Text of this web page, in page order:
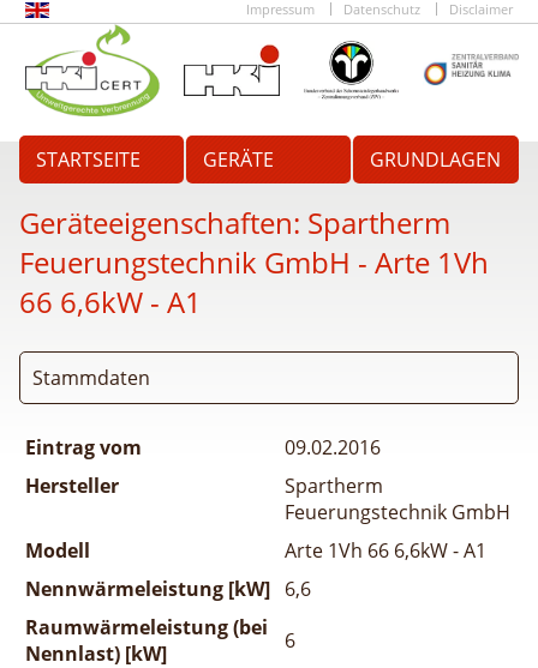
Impressum Datenschutz Disclaimer
STARTSEITE GERÄTE GRUNDLAGEN
Geräteeigenschaften: Spartherm
Feuerungstechnik GmbH - Arte 1Vh
66 6,6kW - A1
Stammdaten
Eintrag vom
09.02.2016
Hersteller
Spartherm
Feuerungstechnik GmbH
Modell
Arte 1Vh 66 6,6kW - A1
Nennwärmeleistung [kW] 6,6
Raumwärmeleistung (bei
Nennlast) [kW]
6